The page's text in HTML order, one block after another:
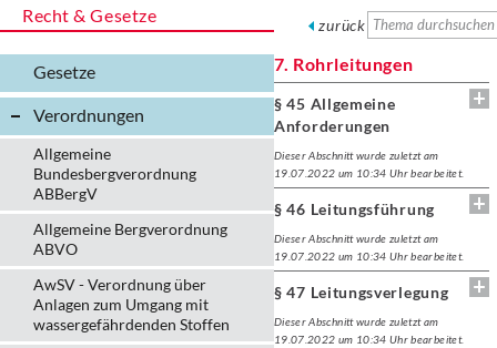
Recht & Gesetze
Gesetze
Verordnungen
Allgemeine
Bundesbergverordnung
ABBergV
Allgemeine Bergverordnung
ABVO
AwSV - Verordnung über
Anlagen zum Umgang mit
wassergefährdenden Stoffen
zurück
7. Rohrleitungen
§ 45 Allgemeine
Anforderungen
Dieser Abschnitt wurde zuletzt am
19.07.2022 um 10:34 Uhr bearbeitet.
§ 46 Leitungsführung
Dieser Abschnitt wurde zuletzt am
19.07.2022 um 10:34 Uhr bearbeitet.
§ 47 Leitungsverlegung
Dieser Abschnitt wurde zuletzt am
19.07.2022 um 10:34 Uhr bearbeitet.